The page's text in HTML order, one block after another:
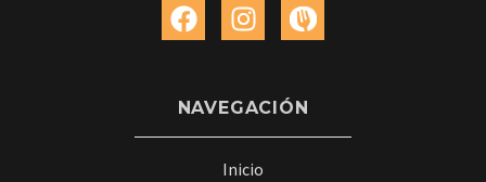
NAVEGACIÓN
Inicio